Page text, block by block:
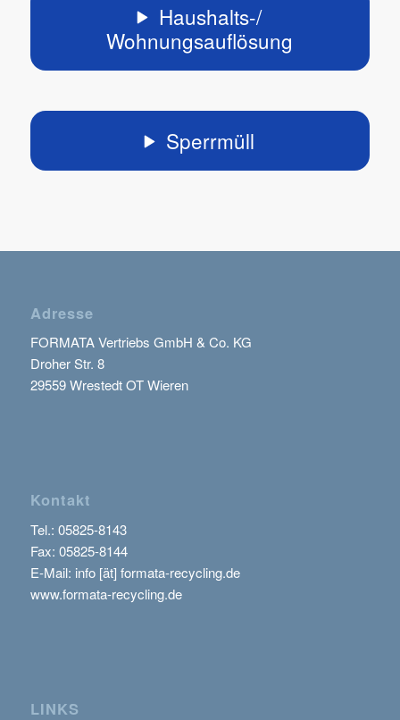
Haushalts-/
Wohnungsauflösung
Sperrmüll
Adresse
FORMATA Vertriebs GmbH & Co. KG
Droher Str. 8
29559 Wrestedt OT Wieren
Kontakt
Tel.: 05825-8143
Fax: 05825-8144
E-Mail: info [ät] formata-recycling.de
www.formata-recycling.de
LINKS